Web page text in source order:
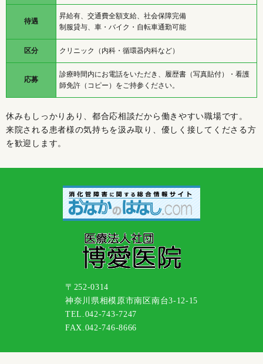
待遇
昇給有、交通費全額支給、社会保障完備
制服貸与、車・バイク・自転車通勤可能
区分 クリニック（内科・循環器内科など）
応募
診療時間内にお電話をいただき、履歴書（写真貼付）・看護
師免許（コピー）をご持参ください。
休みもしっかりあり、都合応相談だから働きやすい職場です。
来院される患者様の気持ちを汲み取り、優しく接してくださる方
を歓迎します。
〒252-0314
神奈川県相模原市南区南台3-12-15
TEL.042-743-7247
FAX.042-746-8666